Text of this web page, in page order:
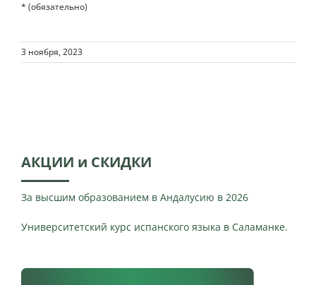
* (обязательно)
3 ноября, 2023
АКЦИИ и СКИДКИ
За высшим образованием в Андалусию в 2026
Университетский курс испанского языка в Саламанке.